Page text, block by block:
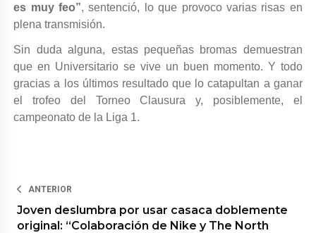
es muy feo”, sentenció, lo que provoco varias risas en
plena transmisión.
Sin duda alguna, estas pequeñas bromas demuestran
que en Universitario se vive un buen momento. Y todo
gracias a los últimos resultado que lo catapultan a ganar
el trofeo del Torneo Clausura y, posiblemente, el
campeonato de la Liga 1.
ANTERIOR
Joven deslumbra por usar casaca doblemente
original: “Colaboración de Nike y The North